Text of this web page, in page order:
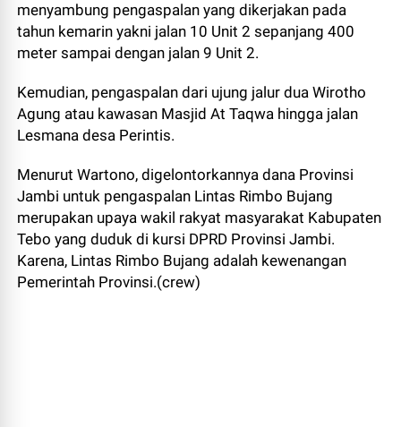
menyambung pengaspalan yang dikerjakan pada
tahun kemarin yakni jalan 10 Unit 2 sepanjang 400
meter sampai dengan jalan 9 Unit 2.
Kemudian, pengaspalan dari ujung jalur dua Wirotho
Agung atau kawasan Masjid At Taqwa hingga jalan
Lesmana desa Perintis.
Menurut Wartono, digelontorkannya dana Provinsi
Jambi untuk pengaspalan Lintas Rimbo Bujang
merupakan upaya wakil rakyat masyarakat Kabupaten
Tebo yang duduk di kursi DPRD Provinsi Jambi.
Karena, Lintas Rimbo Bujang adalah kewenangan
Pemerintah Provinsi.(crew)